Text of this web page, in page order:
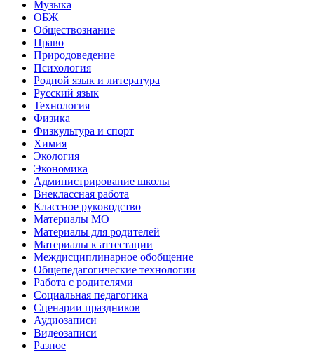
Музыка
ОБЖ
Обществознание
Право
Природоведение
Психология
Родной язык и литература
Русский язык
Технология
Физика
Физкультура и спорт
Химия
Экология
Экономика
Администрирование школы
Внеклассная работа
Классное руководство
Материалы МО
Материалы для родителей
Материалы к аттестации
Междисциплинарное обобщение
Общепедагогические технологии
Работа с родителями
Социальная педагогика
Сценарии праздников
Аудиозаписи
Видеозаписи
Разное